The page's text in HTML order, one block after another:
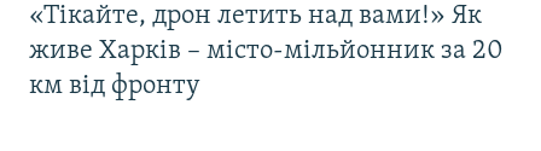
«Тікайте, дрон летить над вами!» Як
живе Харків – місто-мільйонник за 20
км від фронту